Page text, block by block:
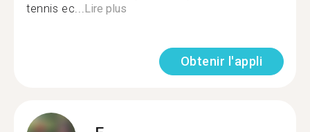
tennis ec...Lire plus
Obtenir l'appli